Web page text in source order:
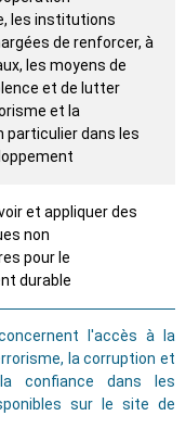
les institutions
de renforcer, à
les moyens de
et de lutter
et la
particulier dans les
et appliquer des
non
pour le
durable
l'accès à la
la corruption et
confiance dans les
sur le site de